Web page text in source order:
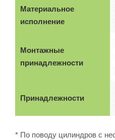
Материальное
исполнение
Монтажные
принадлежности
Принадлежности
* По поводу цилиндров с